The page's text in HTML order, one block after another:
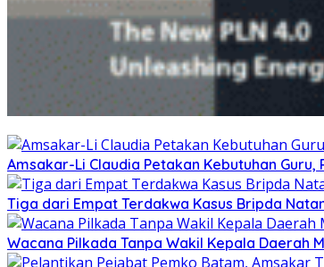
Amsakar-Li Claudia Petakan Kebutuhan
Tiga dari Empat Terdakwa Kasus Bripda
Wacana Pilkada Tanpa Wakil Kepala Daerah